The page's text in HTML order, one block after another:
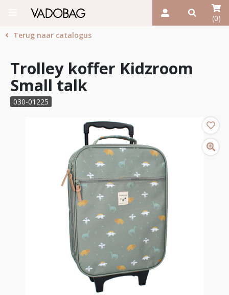
(0)
Terug naar catalogus
Trolley koffer Kidzroom
Small talk
030-01225